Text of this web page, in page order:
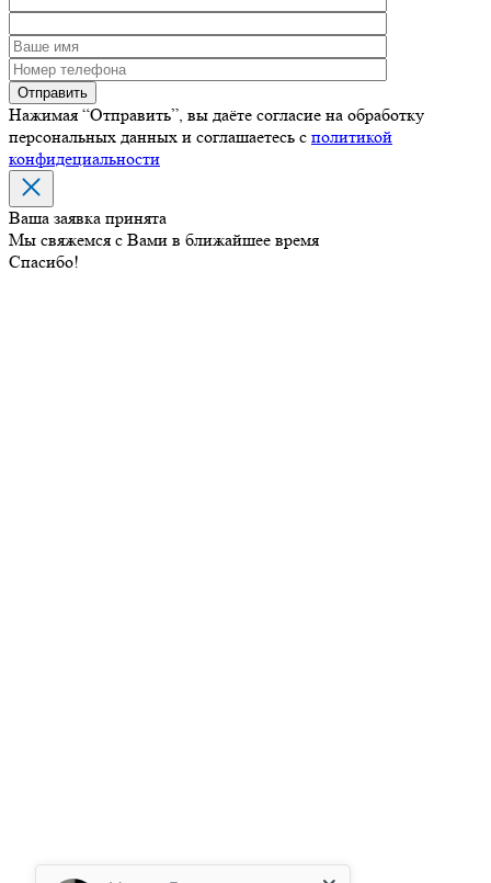
Нажимая “Отправить”, вы даёте согласие на обработку
персональных данных и соглашаетесь с политикой
конфидециальности
Ваша заявка принята
Мы свяжемся с Вами в ближайшее время
Спасибо!